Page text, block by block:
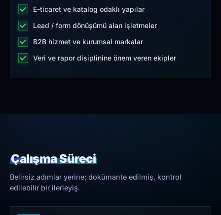
E-ticaret ve katalog odaklı yapılar
Lead / form dönüşümü alan işletmeler
B2B hizmet ve kurumsal markalar
Veri ve rapor disiplinine önem veren ekipler
Çalışma Süreci
Belirsiz adımlar yerine; dokümante edilmiş, kontrol
edilebilir bir ilerleyiş.